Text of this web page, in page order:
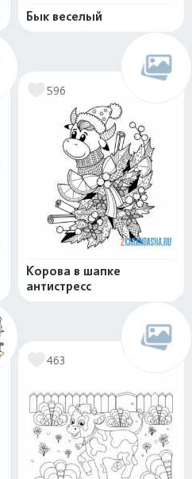
Бык веселый
596
Корова в шапке
антистресс
463